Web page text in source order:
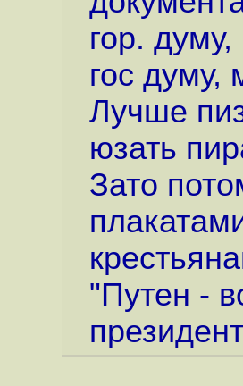
гор.
гос думу,
Лучше
юзать
Зато
"Путен -